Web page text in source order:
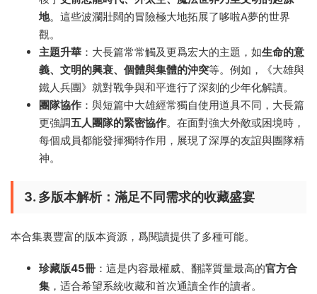
地。這些波瀾壯闊的冒險極大地拓展了哆啦A夢的世界
觀。
主題升華 ：大長篇常常觸及更爲宏大的主題，如生命的意
義、文明的興衰、個體與集體的沖突等。例如，《大雄與
鐵人兵團》就對戰争與和平進行了深刻的少年化解讀。
團隊協作 ：與短篇中大雄經常獨自使用道具不同，大長篇
更強調五人團隊的緊密協作。在面對強大外敵或困境時，
每個成員都能發揮獨特作用，展現了深厚的友誼與團隊精
神。
3. 多版本解析：滿足不同需求的收藏盛宴
本合集裏豐富的版本資源，爲閱讀提供了多種可能。
珍藏版45冊 ：這是内容最權威、翻譯質量最高的官方合
集 ，适合希望系統收藏和首次通讀全作的讀者。